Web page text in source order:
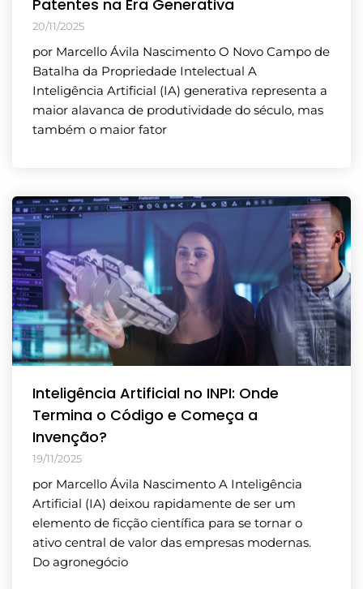
Patentes na Era Generativa
20/11/2025
por Marcello Ávila Nascimento O Novo Campo de
Batalha da Propriedade Intelectual A
Inteligência Artificial (IA) generativa representa a
maior alavanca de produtividade do século, mas
também o maior fator
Inteligência Artificial no INPI: Onde
Termina o Código e Começa a
Invenção?
19/11/2025
por Marcello Ávila Nascimento A Inteligência
Artificial (IA) deixou rapidamente de ser um
elemento de ficção científica para se tornar o
ativo central de valor das empresas modernas.
Do agronegócio